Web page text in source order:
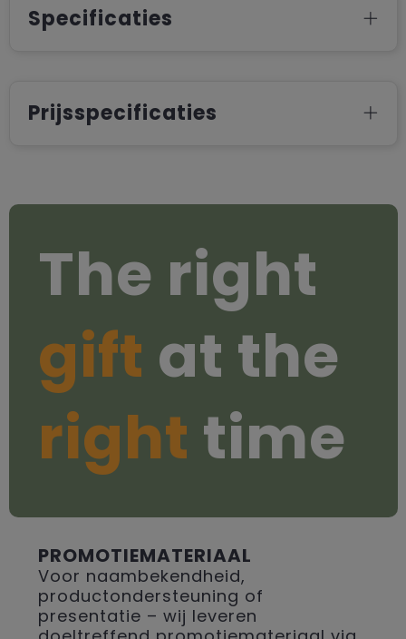
Specificaties
Prijsspecificaties
The right
gift at the
right time
PROMOTIEMATERIAAL
Voor naambekendheid,
productondersteuning of
presentatie – wij leveren